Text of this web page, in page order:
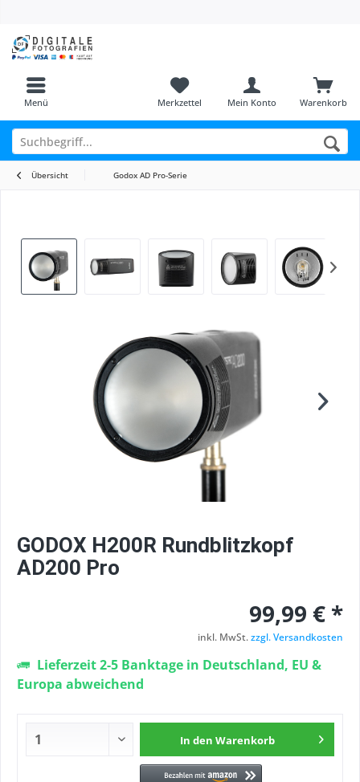
Menü Warenkorb
Merkzettel Mein Konto
Übersicht Godox AD Pro-Serie
GODOX H200R Rundblitzkopf
AD200 Pro
99,99 € *
inkl. MwSt.zzgl. Versandkosten
Lieferzeit 2-5 Banktage in Deutschland, EU &
Europa abweichend
In den Warenkorb